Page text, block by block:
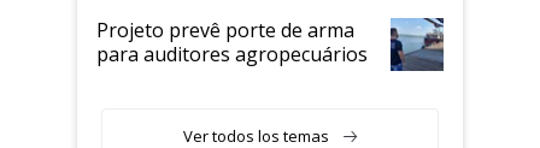
Projeto prevê porte de arma
para auditores agropecuários
Ver todos los temas